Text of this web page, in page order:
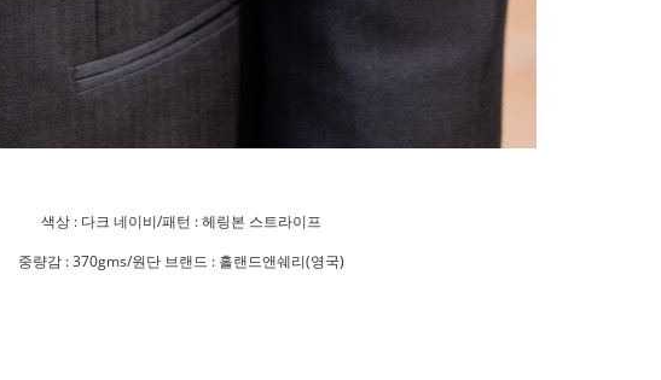
색상 : 다크 네이비/패턴 : 헤링본 스트라이프
중량감 : 370gms/원단 브랜드 : 홀랜드앤쉐리(영국)